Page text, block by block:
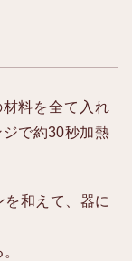
料を全て入れ
で約30秒加熱
を和えて、器に